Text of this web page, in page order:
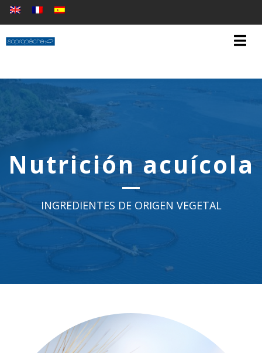
Nutrición acuícola
INGREDIENTES DE ORIGEN VEGETAL